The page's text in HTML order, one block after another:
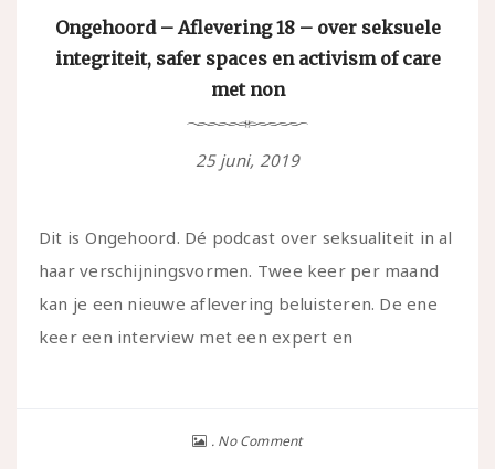
Ongehoord – Aflevering 18 – over seksuele
integriteit, safer spaces en activism of care
met non
25 juni, 2019
Dit is Ongehoord. Dé podcast over seksualiteit in al
haar verschijningsvormen. Twee keer per maand
kan je een nieuwe aflevering beluisteren. De ene
keer een interview met een expert en
No Comment